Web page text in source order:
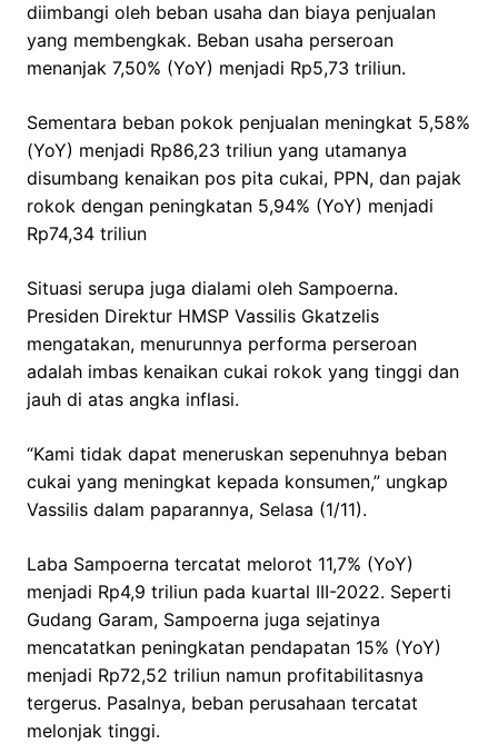
diimbangi oleh beban usaha dan biaya penjualan
yang membengkak. Beban usaha perseroan
menanjak 7,50% (YoY) menjadi Rp5,73 triliun.
Sementara beban pokok penjualan meningkat 5,58%
(YoY) menjadi Rp86,23 triliun yang utamanya
disumbang kenaikan pos pita cukai, PPN, dan pajak
rokok dengan peningkatan 5,94% (YoY) menjadi
Rp74,34 triliun
Situasi serupa juga dialami oleh Sampoerna.
Presiden Direktur HMSP Vassilis Gkatzelis
mengatakan, menurunnya performa perseroan
adalah imbas kenaikan cukai rokok yang tinggi dan
jauh di atas angka inflasi.
“Kami tidak dapat meneruskan sepenuhnya beban
cukai yang meningkat kepada konsumen,” ungkap
Vassilis dalam paparannya, Selasa (1/11).
Laba Sampoerna tercatat melorot 11,7% (YoY)
menjadi Rp4,9 triliun pada kuartal III-2022. Seperti
Gudang Garam, Sampoerna juga sejatinya
mencatatkan peningkatan pendapatan 15% (YoY)
menjadi Rp72,52 triliun namun profitabilitasnya
tergerus. Pasalnya, beban perusahaan tercatat
melonjak tinggi.